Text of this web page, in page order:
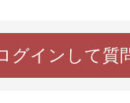
グインして質